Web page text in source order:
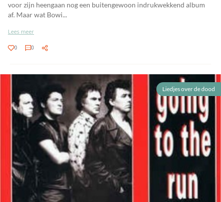
voor zijn heengaan nog een buitengewoon indrukwekkend album
af. Maar wat Bowi...
Lees meer
0 0
Liedjes over de dood